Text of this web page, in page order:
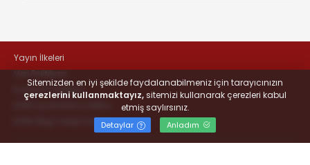
Yayın İlkeleri
Veri Politikası
Kullanım Şartları
KVKK Bilgi Talep Formu
Sitemizden en iyi şekilde faydalanabilmeniz için tarayıcınızın
çerezlerini kullanmaktayız,sitemizi kullanarak çerezleri kabul
etmiş saylırsınız.
Detaylar Anladım